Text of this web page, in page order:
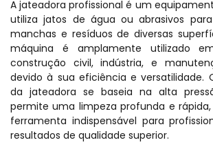
A jateadora profissional é um
utiliza jatos de água ou abrasivos
manchas e resíduos de diversas
máquina é amplamente utilizado
construção civil, indústria, e
devido à sua eficiência e versatilidade.
da jateadora se baseia na alta
permite uma limpeza profunda e
ferramenta indispensável para
resultados de qualidade superior.